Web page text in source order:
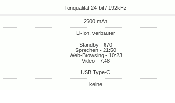
Tonqualität 24-bit / 192kHz
2600 mAh
Li-Ion, verbauter
Standby - 670
Sprechen - 21:50
Web-Browsing - 10:23
Video - 7:48
USB Type-C
keine